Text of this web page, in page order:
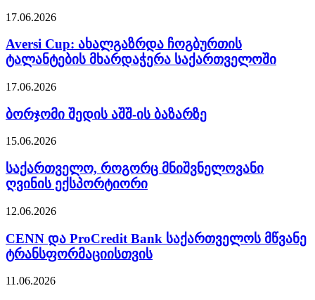
17.06.2026
Aversi Cup: ახალგაზრდა ჩოგბურთის
ტალანტების მხარდაჭერა საქართველოში
17.06.2026
ბორჯომი შედის აშშ-ის ბაზარზე
15.06.2026
საქართველო, როგორც მნიშვნელოვანი
ღვინის ექსპორტიორი
12.06.2026
CENN და ProCredit Bank საქართველოს მწვანე
ტრანსფორმაციისთვის
11.06.2026